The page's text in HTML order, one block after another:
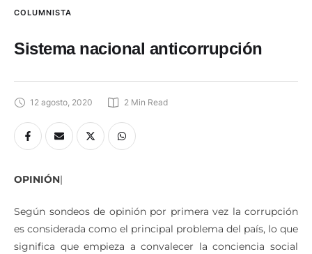
COLUMNISTA
Sistema nacional anticorrupción
12 agosto, 2020 2 Min Read
OPINIÓN|
Según sondeos de opinión por primera vez la corrupción
es considerada como el principal problema del país, lo que
significa que empieza a convalecer la conciencia social